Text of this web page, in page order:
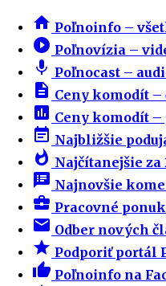
home Poľnoinfo –
play_circle_filled Poľnovízia –
mic Poľnocast –
description Ceny komodít
insert_chart Ceny komodít
event_note Najbližšie
whatshot Najčítanejšie za
speaker_notes Najnovšie
business_center Pracovné
email Odber nových
star Podporiť portál
thumb_up Poľnoinfo na